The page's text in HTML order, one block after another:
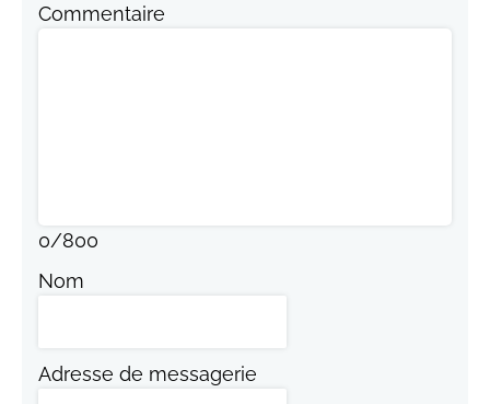
Commentaire
0/800
Nom
Adresse de messagerie